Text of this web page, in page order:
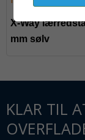
X-Way
mm sølv
KLAR TIL